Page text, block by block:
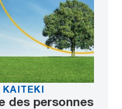
KAITEKI
des personnes